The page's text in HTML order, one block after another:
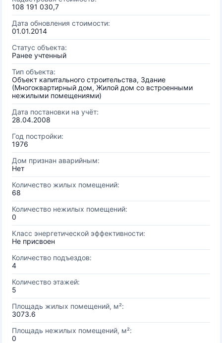
108 191 030,7
Дата обновления стоимости:
01.01.2014
Статус объекта:
Ранее учтенный
Тип объекта:
Объект капитального строительства, Здание
(Многоквартирный дом, Жилой дом со встроенными
нежилыми помещениями)
Дата постановки на учёт:
28.04.2008
Год постройки:
1976
Дом признан аварийным:
Нет
Количество жилых помещений:
68
Количество нежилых помещений:
0
Класс энергетической эффективности:
Не присвоен
Количество подъездов:
4
Количество этажей:
5
Площадь жилых помещений, м²:
3073.6
Площадь нежилых помещений, м²:
0